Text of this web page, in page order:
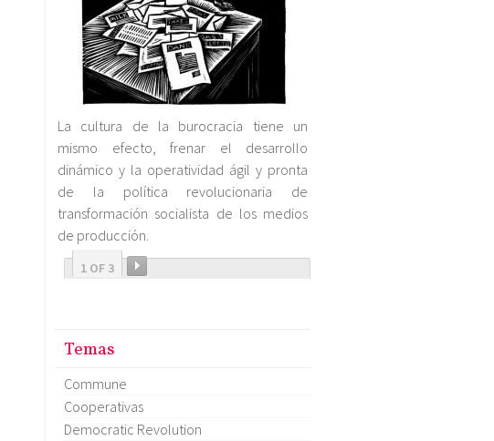
La cultura de la burocracia tiene un
mismo efecto, frenar el desarrollo
dinámico y la operatividad ágil y pronta
de la política revolucionaria de
transformación socialista de los medios
de producción.
1 OF 3
Temas
Commune
Cooperativas
Democratic Revolution